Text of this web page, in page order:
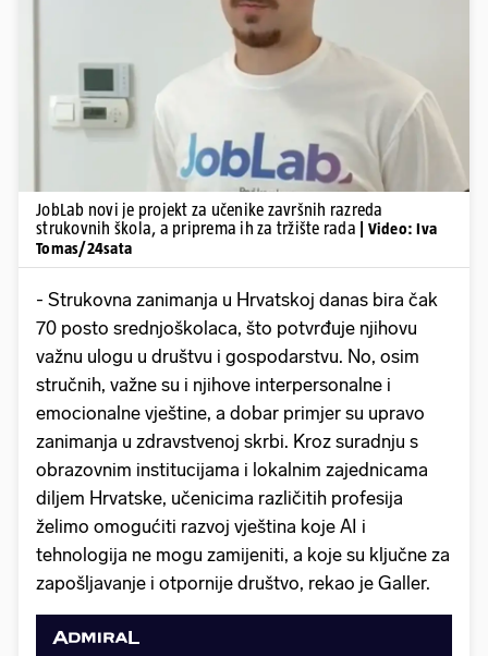
Pokretanje videa...
JobLab novi je projekt za učenike završnih razreda
strukovnih škola, a priprema ih za tržište rada
| Video: Iva
Tomas/24sata
- Strukovna zanimanja u Hrvatskoj danas bira čak
70 posto srednjoškolaca, što potvrđuje njihovu
važnu ulogu u društvu i gospodarstvu. No, osim
stručnih, važne su i njihove interpersonalne i
emocionalne vještine, a dobar primjer su upravo
zanimanja u zdravstvenoj skrbi. Kroz suradnju s
obrazovnim institucijama i lokalnim zajednicama
diljem Hrvatske, učenicima različitih profesija
želimo omogućiti razvoj vještina koje AI i
tehnologija ne mogu zamijeniti, a koje su ključne za
zapošljavanje i otpornije društvo, rekao je Galler.